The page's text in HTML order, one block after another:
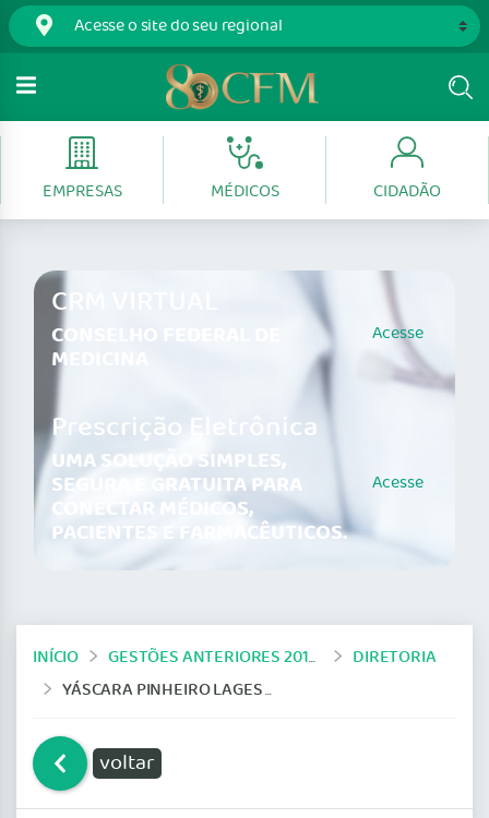
EMPRESAS MÉDICOS CIDADÃO
CRM VIRTUAL
CONSELHO FEDERAL DE
MEDICINA
Acesse
Prescrição Eletrônica
UMA SOLUÇÃO SIMPLES,
SEGURA E GRATUITA PARA
CONECTAR MÉDICOS,
PACIENTES E FARMACÊUTICOS.
Acesse
INÍCIO GESTÕES ANTERIORES 2019-2024
DIRETORIA
YÁSCARA PINHEIRO LAGES PINTO
voltar